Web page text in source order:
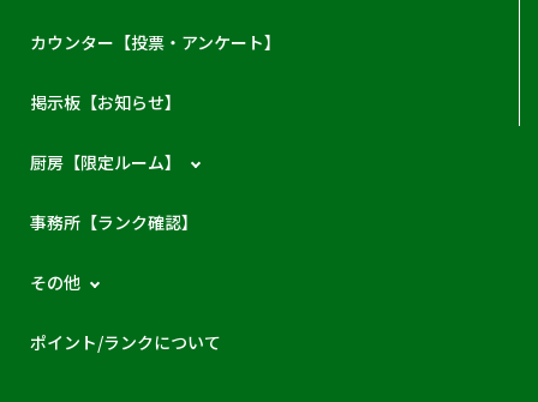
カウンター【投票・アンケート】
掲示板【お知らせ】
厨房【限定ルーム】
事務所【ランク確認】
その他
ポイント/ランクについて